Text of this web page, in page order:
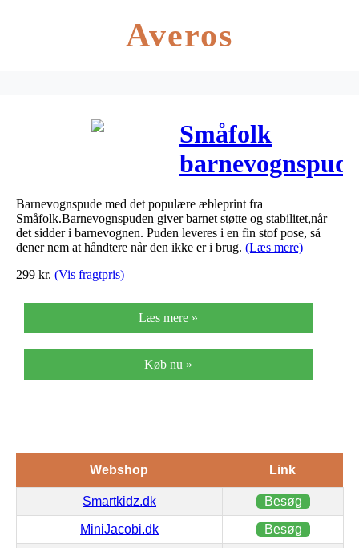
Averos
Småfolk
– grey mix
Barnevognspude med det populære æbleprint fra
Småfolk.Barnevognspuden giver barnet støtte og stabilitet,når
det sidder i barnevognen. Puden leveres i en fin stof pose, så
dener nem at håndtere når den ikke er i brug. (Læs mere)
299 kr. (Vis fragtpris)
Læs mere »
Køb nu »
Webshop Link
Smartkidz.dk Besøg
MiniJacobi.dk Besøg